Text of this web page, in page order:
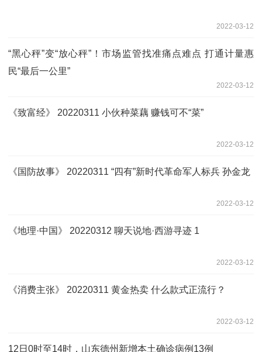
2022-03-12
“黑心秤”变“放心秤”！市场监管找准痛点难点 打通计量惠
民“最后一公里”
2022-03-12
《致富经》 20220311 小伙种菜藕 赚钱可不“菜”
2022-03-12
《国防故事》 20220311 “四有”新时代革命军人标兵 孙金龙
2022-03-12
《地理·中国》 20220312 聊天说地·西游寻迹 1
2022-03-12
《消费主张》 20220311 黄金热卖 什么款式正流行？
2022-03-12
12日0时至14时，山东德州新增本土确诊病例13例